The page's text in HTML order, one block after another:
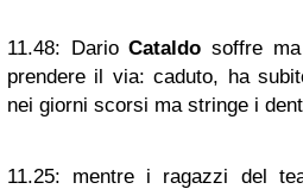
11.48: DarioCataldo soffre
prendere il via: caduto, ha
nei giorni scorsi ma stringe i
11.25: mentre i ragazzi del